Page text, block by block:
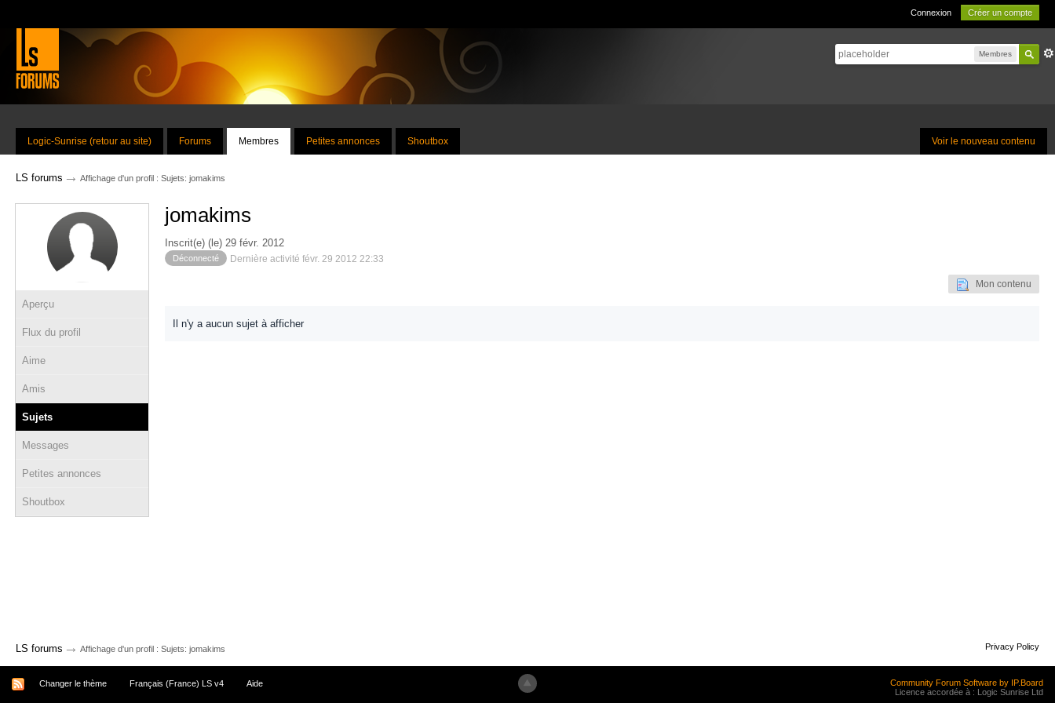
Connexion Créer un compte
Membres
Voir le nouveau contenu
Logic-Sunrise (retour au site) Forums Membres Petites annonces Shoutbox
LS forums → Affichage d'un profil : Sujets: jomakims
Aperçu
Flux du profil
Aime
Amis
Sujets
Messages
Petites annonces
Shoutbox
jomakims
Inscrit(e) (le) 29 févr. 2012
Déconnecté Dernière activité févr. 29 2012 22:33
Mon contenu
Il n'y a aucun sujet à afficher
LS forums → Affichage d'un profil : Sujets: jomakims Privacy Policy
Changer le thème Français (France) LS v4 Aide
Community Forum Software by IP.Board
Licence accordée à : Logic Sunrise Ltd